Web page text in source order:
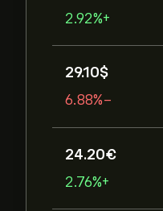
+2.92%
29.10‎$‎
-6.88%
24.20‎€‎
+2.76%